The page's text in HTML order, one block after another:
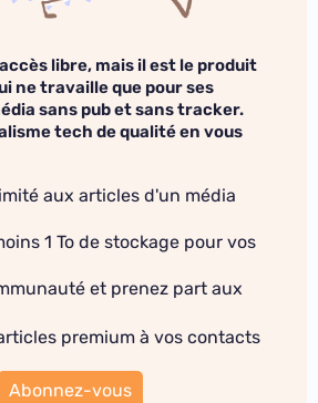
libre, mais il est le produit
ne travaille que pour ses
sans pub et sans tracker.
tech de qualité en vous
aux articles d'un média
1 To de stockage pour vos
et prenez part aux
premium à vos contacts
Abonnez-vous